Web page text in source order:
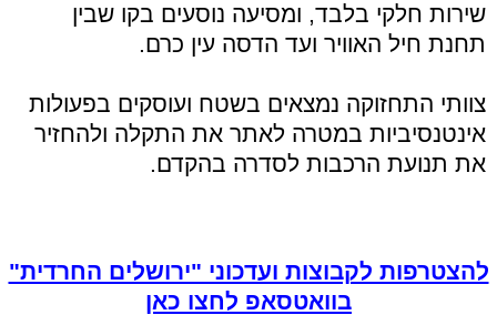
שירות חלקי בלבד, ומסיעה נוסעים בקו שבין
תחנת חיל האוויר ועד הדסה עין כרם.
צוותי התחזוקה נמצאים בשטח ועוסקים בפעולות
אינטנסיביות במטרה לאתר את התקלה ולהחזיר
את תנועת הרכבות לסדרה בהקדם.
להצטרפות לקבוצות ועדכוני "ירושלים החרדית"
בוואטסאפ לחצו כאן